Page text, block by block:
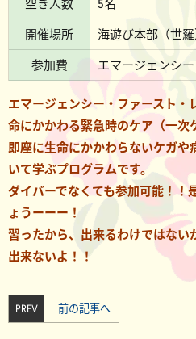
空き人数
5名
開催場所
海遊び本部（世羅
参加費
エマージェンシ
エマージェンシー・ファースト・
命にかかわる緊急時のケア（一次
即座に生命にかかわらないケガや
いて学ぶプログラムです。
ダイバーでなくても参加可能！！
ょうーーー！
習ったから、出来るわけではない
出来ないよ！！
PREV 前の記事へ